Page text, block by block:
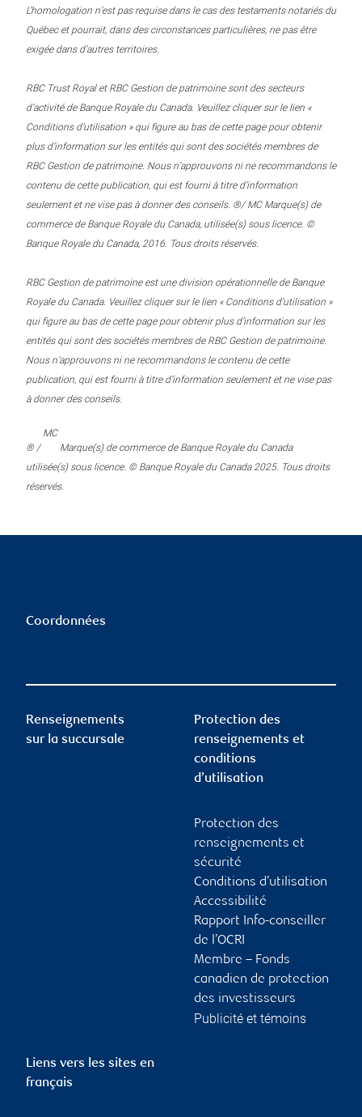
L’homologation n’est pas requise dans le cas des testaments notariés du
Québec et pourrait, dans des circonstances particulières, ne pas être
exigée dans d’autres territoires.
RBC Trust Royal et RBC Gestion de patrimoine sont des secteurs
d’activité de Banque Royale du Canada. Veuillez cliquer sur le lien «
Conditions d’utilisation » qui figure au bas de cette page pour obtenir
plus d’information sur les entités qui sont des sociétés membres de
RBC Gestion de patrimoine. Nous n’approuvons ni ne recommandons le
contenu de cette publication, qui est fourni à titre d’information
seulement et ne vise pas à donner des conseils. ®/ MC Marque(s) de
commerce de Banque Royale du Canada, utilisée(s) sous licence. ©
Banque Royale du Canada, 2016. Tous droits réservés.
RBC Gestion de patrimoine est une division opérationnelle de Banque
Royale du Canada. Veuillez cliquer sur le lien « Conditions d’utilisation »
qui figure au bas de cette page pour obtenir plus d’information sur les
entités qui sont des sociétés membres de RBC Gestion de patrimoine.
Nous n’approuvons ni ne recommandons le contenu de cette
publication, qui est fourni à titre d’information seulement et ne vise pas
à donner des conseils.
® /
MC
Marque(s) de commerce de Banque Royale du Canada
utilisée(s) sous licence. © Banque Royale du Canada 2025. Tous droits
réservés.
Coordonnées
Renseignements
sur la succursale
Protection des
renseignements et
conditions
d’utilisation
Protection des
renseignements et
sécurité
Conditions d’utilisation
Accessibilité
Rapport Info-conseiller
de l’OCRI
Membre – Fonds
canadien de protection
des investisseurs
Publicité et témoins
Liens vers les sites en
français